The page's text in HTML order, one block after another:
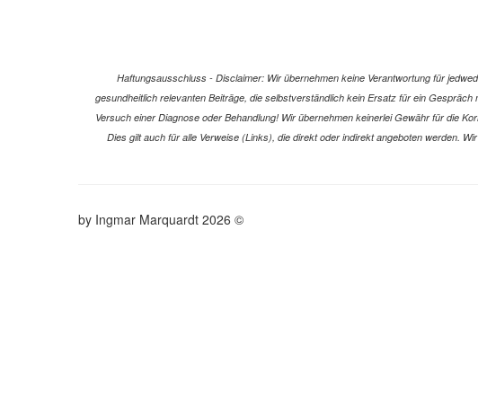
Haftungsausschluss - Disclaimer: Wir übernehmen keine Verantwortung für
gesundheitlich relevanten Beiträge, die selbstverständlich kein Ersatz für ein
Versuch einer Diagnose oder Behandlung! Wir übernehmen keinerlei Gewähr für die
Dies gilt auch für alle Verweise (Links), die direkt oder indirekt angeboten werden.
© 2026 by Ingmar Marquardt